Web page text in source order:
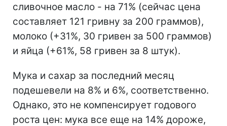
сливочное масло - на 71% (сейчас цена
составляет 121 гривну за 200 граммов),
молоко (+31%, 30 гривен за 500 граммов)
и яйца (+61%, 58 гривен за 8 штук).
Мука и сахар за последний месяц
подешевели на 8% и 6%, соответственно.
Однако, это не компенсирует годового
роста цен: мука все еще на 14% дороже,